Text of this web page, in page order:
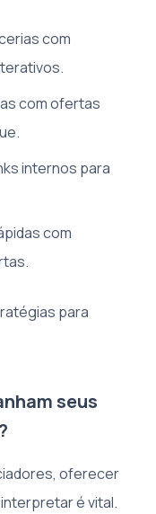
com
com ofertas
internos para
com
para
seus
oferecer
é vital.